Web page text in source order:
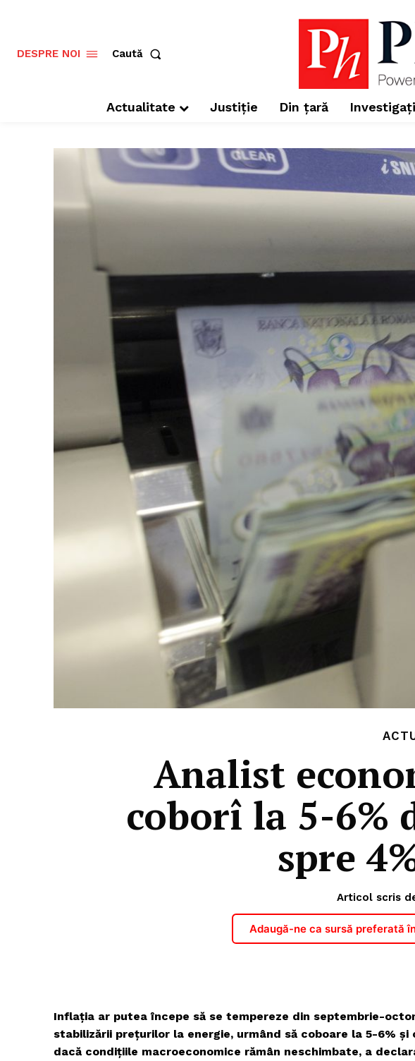
DESPRE NOI Caută
Actualitate Justiție Din țară
Analist
coborî la 5-6%
spre
Articol scris
Adaugă-ne ca sursă preferată
Inflaţia ar putea începe să se tempereze din septembrie-
stabilizării preţurilor la energie, urmând să coboare la 5-6%
dacă condiţiile macroeconomice rămân neschimbate, a